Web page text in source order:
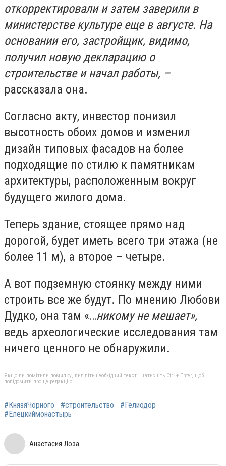
откорректировали и затем заверили в
министерстве культуре еще в августе. На
основании его, застройщик, видимо,
получил новую декларацию о
строительстве и начал работы, –
рассказала она.
Согласно акту, инвестор понизил
высотность обоих домов и изменил
дизайн типовых фасадов на более
подходящие по стилю к памятникам
архитектуры, расположенным вокруг
будущего жилого дома.
Теперь здание, стоящее прямо над
дорогой, будет иметь всего три этажа (не
более 11 м), а второе – четыре.
А вот подземную стоянку между ними
строить все же будут. По мнению Любови
Дудко, она там «…никому не мешает»,
ведь археологические исследования там
ничего ценного не обнаружили.
Якщо ви помітили помилку, виділіть необхідний текст і натисніть Ctrl + Enter, щоб
повідомити про це редакцію
#КнязяЧорного #строительство
#Гелиодор
#Елецкиймонастырь
Анастасия Лоза